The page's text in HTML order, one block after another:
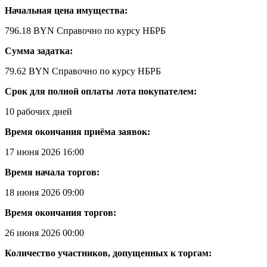
Начальная цена имущества:
796.18 BYN Справочно по курсу НБРБ
Сумма задатка:
79.62 BYN Справочно по курсу НБРБ
Срок для полной оплаты лота покупателем:
10 рабочих дней
Время окончания приёма заявок:
17 июня 2026 16:00
Время начала торгов:
18 июня 2026 09:00
Время окончания торгов:
26 июня 2026 00:00
Количество участников, допущенных к торгам: